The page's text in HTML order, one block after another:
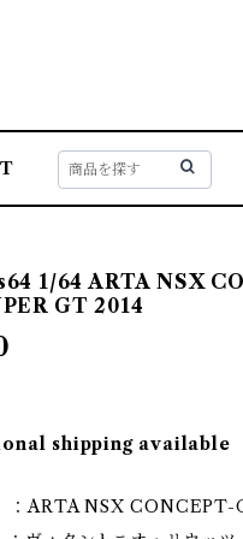
1/64 ARTA NSX
GT 2014
shipping available
ARTA NSX CONCEPT-